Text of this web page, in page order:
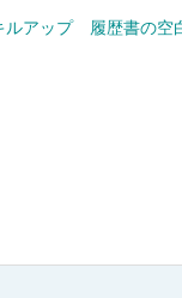
ルアップ 履歴書の空